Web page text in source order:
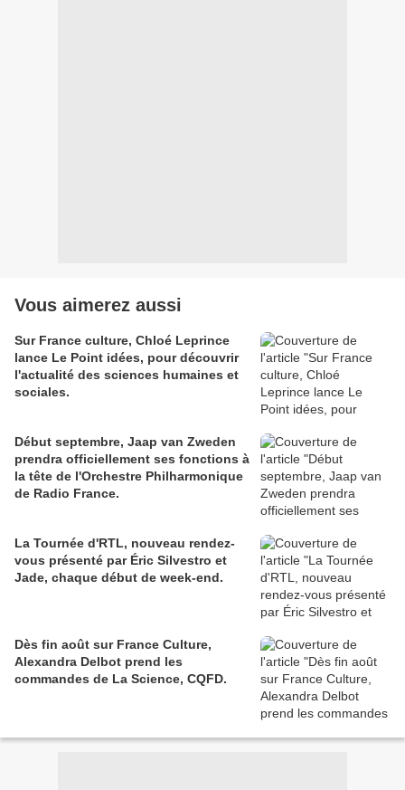
Vous aimerez aussi
Sur France culture, Chloé Leprince
lance Le Point idées, pour découvrir
l'actualité des sciences humaines et
sociales.
Début septembre, Jaap van Zweden
prendra officiellement ses fonctions à
la tête de l'Orchestre Philharmonique
de Radio France.
La Tournée d'RTL, nouveau rendez-
vous présenté par Éric Silvestro et
Jade, chaque début de week-end.
Dès fin août sur France Culture,
Alexandra Delbot prend les
commandes de La Science, CQFD.